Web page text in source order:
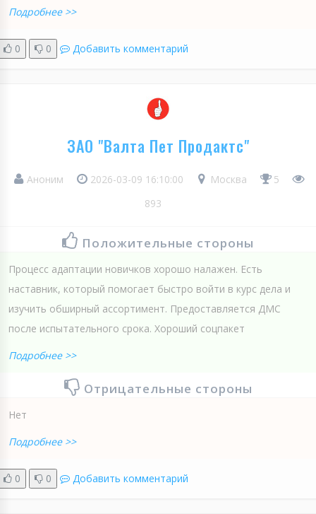
Подробнее >>
0 0 Добавить комментарий
ЗАО "Валта Пет Продактс"
Аноним 2026-03-09 16:10:00 Москва
5
893
Положительные стороны
Процесс адаптации новичков хорошо налажен. Есть
наставник, который помогает быстро войти в курс дела и
изучить обширный ассортимент. Предоставляется ДМС
после испытательного срока. Хороший соцпакет
Подробнее >>
Отрицательные стороны
Нет
Подробнее >>
0 0 Добавить комментарий